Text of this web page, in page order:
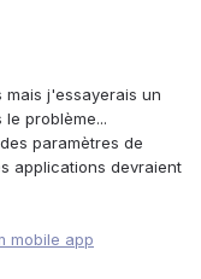
j'essayerais un
problème...
paramètres de
applications devraient
mobile app